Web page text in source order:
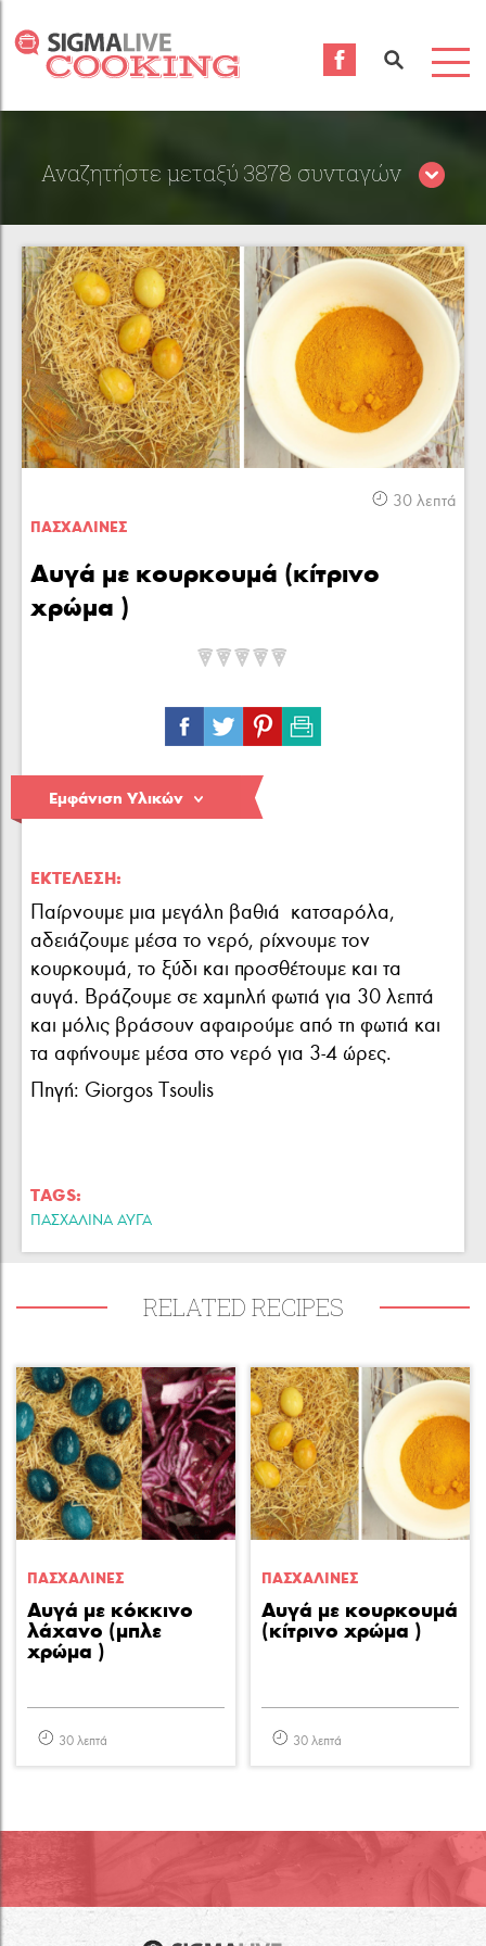
Αναζητήστε μεταξύ 3878 συνταγών
Περιορίστε τα αποτελέσματα αναζήτησης επιλέγοντας
κατηγορίες:
Θαλασσινά
Ζυμαρικά
30 λεπτά
ΠΑΣΧΑΛΙΝΕΣ
Αυγά με κουρκουμά (κίτρινο
χρώμα )
Εμφάνιση Υλικών
ΕΚΤΈΛΕΣΗ:
Παίρνουμε μια μεγάλη βαθιά κατσαρόλα,
αδειάζουμε μέσα το νερό, ρίχνουμε τον
κουρκουμά, το ξύδι και προσθέτουμε και τα
αυγά. Βράζουμε σε χαμηλή φωτιά για 30 λεπτά
και μόλις βράσουν αφαιρούμε από τη φωτιά και
τα αφήνουμε μέσα στο νερό για 3-4 ώρες.
Πηγή: Giorgos Tsoulis
TAGS:
ΠΑΣΧΑΛΙΝΆ ΑΥΓΆ
RELATED RECIPES
ΠΑΣΧΑΛΙΝΕΣ
Αυγά με κόκκινο
λάχανο (μπλε
χρώμα )
30 λεπτά
ΠΑΣΧΑΛΙΝΕΣ
Αυγά με κουρκουμά
(κίτρινο χρώμα )
30 λεπτά